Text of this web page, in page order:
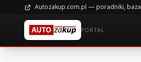
Autozakup.com.pl — poradniki,
PORTAL